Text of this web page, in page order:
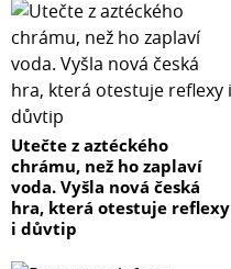
Utečte z aztéckého
chrámu, než ho zaplaví
voda. Vyšla nová česká
hra, která otestuje reflexy
i důvtip